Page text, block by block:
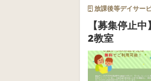
放課後等デイサー
【募集停止
2教室